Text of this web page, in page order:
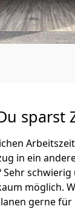
sparst
in ein
möglich.
gerne für